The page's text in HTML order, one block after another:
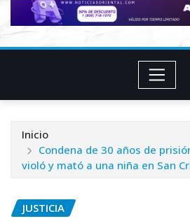
Inicio
Condena de 30 años de
violó y mató a una niña en San
JUSTICIA